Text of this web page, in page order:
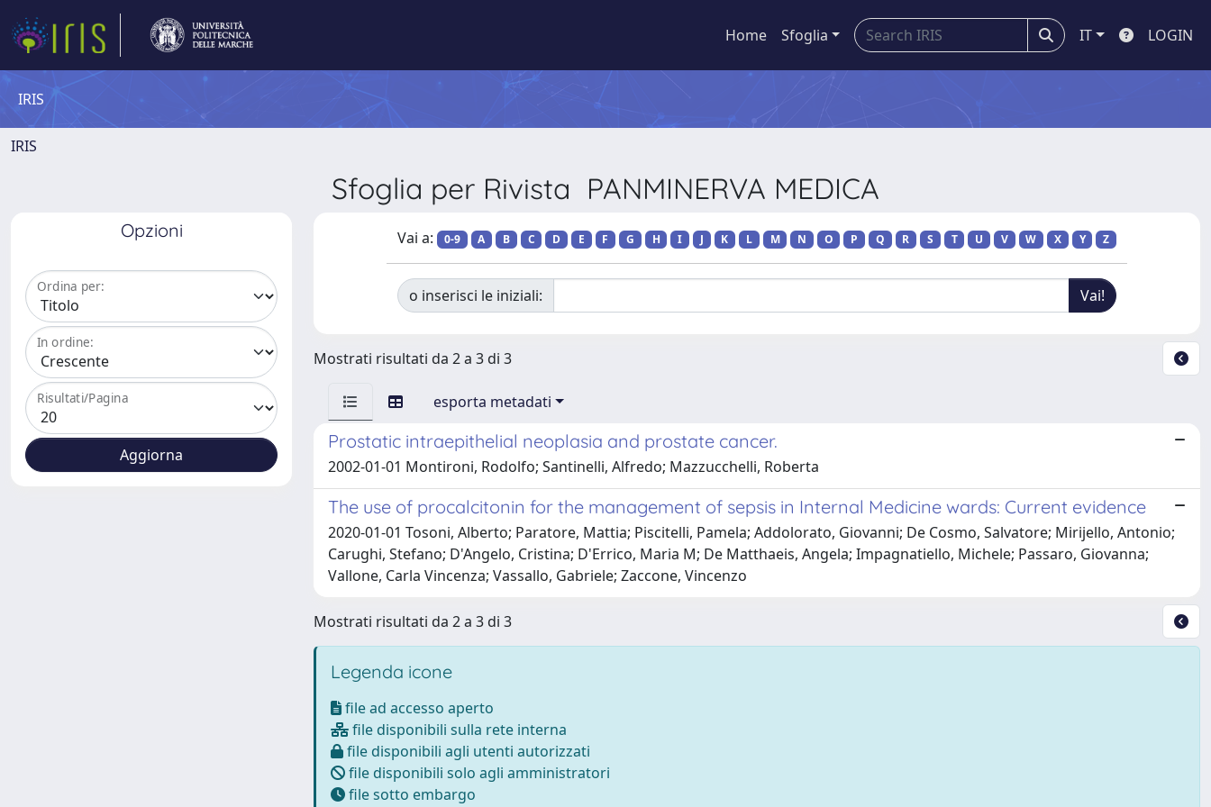
Home Sfoglia IT LOGIN
IRIS
IRIS
Sfoglia per Rivista PANMINERVA MEDICA
Opzioni
Ordina per:
In ordine:
Risultati/Pagina
Vai a: 0-9 A B C D E F G H I J K L M N O P Q R S T U V W X Y Z
o inserisci le iniziali:
Mostrati risultati da 2 a 3 di 3
esporta metadati
Prostatic intraepithelial neoplasia and prostate cancer.
2002-01-01 Montironi, Rodolfo; Santinelli, Alfredo; Mazzucchelli, Roberta
The use of procalcitonin for the management of sepsis in Internal Medicine wards: Current evidence
2020-01-01 Tosoni, Alberto; Paratore, Mattia; Piscitelli, Pamela; Addolorato, Giovanni; De Cosmo, Salvatore; Mirijello, Antonio;
Carughi, Stefano; D'Angelo, Cristina; D'Errico, Maria M; De Matthaeis, Angela; Impagnatiello, Michele; Passaro, Giovanna;
Vallone, Carla Vincenza; Vassallo, Gabriele; Zaccone, Vincenzo
Mostrati risultati da 2 a 3 di 3
Legenda icone
file ad accesso aperto
file disponibili sulla rete interna
file disponibili agli utenti autorizzati
file disponibili solo agli amministratori
file sotto embargo